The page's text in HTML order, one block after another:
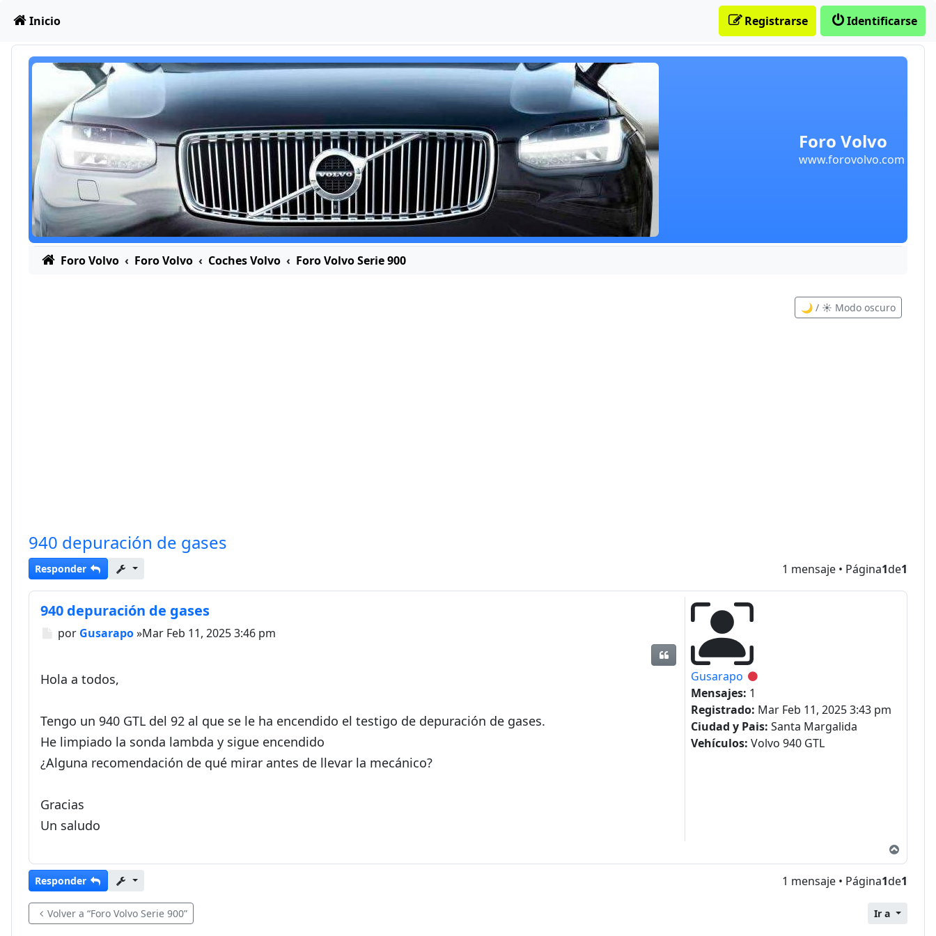
Obviar
Foro Volvo
www.forovolvo.com
Inicio Identificarse
Registrarse
Foro Volvo Foro Volvo Coches Volvo Foro Volvo Serie 900
🌙 / ☀️ Modo oscuro
940 depuración de gases
Responder 1 mensaje • Página1de1
Gusarapo Desconectado
Mensajes: 1
Registrado: Mar Feb 11, 2025 3:43 pm
Ciudad y Pais: Santa Margalida
Vehículos: Volvo 940 GTL
940 depuración de gases
Mensaje
por Gusarapo»Mar Feb 11, 2025 3:46 pm
Hola a todos,
Tengo un 940 GTL del 92 al que se le ha encendido el testigo de depuración de gases.
He limpiado la sonda lambda y sigue encendido
¿Alguna recomendación de qué mirar antes de llevar la mecánico?
Gracias
Un saludo
Responder 1 mensaje • Página1de1
Volver a “Foro Volvo Serie 900” Ir a